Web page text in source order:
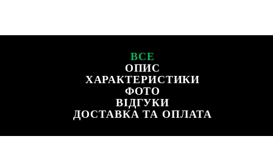
ВСЕ
ОПИС
ХАРАКТЕРИСТИКИ
ФОТО
ВІДГУКИ
ДОСТАВКА ТА ОПЛАТА